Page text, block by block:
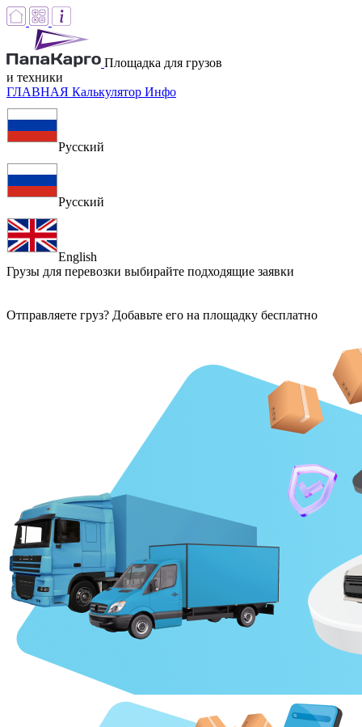
Площадка для грузов
и техники
ГЛАВНАЯ Калькулятор Инфо
Русский
Русский
English
Грузы для перевозки выбирайте подходящие заявки
Отправляете груз? Добавьте его на площадку бесплатно